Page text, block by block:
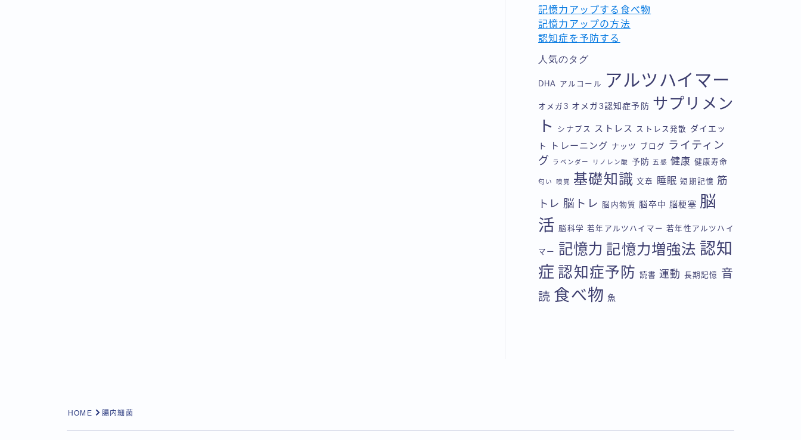
記憶力アップする食べ物
記憶力アップの方法
認知症を予防する
人気のタグ
DHA アルコール アルツハイマー
オメガ3 オメガ3認知症予防 サプリメン
ト
シナプス ストレス ストレス発散 ダイエッ
ト
トレーニング ナッツ ブログ
ライティン
グ
ラベンダー リノレン酸 予防 五感 健康 健康寿命
匂い 嗅覚 基礎知識 文章 睡眠 短期記憶 筋
トレ 脳トレ 脳内物質 脳卒中 脳梗塞 脳
活
脳科学 若年アルツハイマー 若年性アルツハイ
マー 記憶力 記憶力増強法 認知
症 認知症予防 読書 運動 長期記憶
音
読 食べ物 魚
HOME 腸内細菌